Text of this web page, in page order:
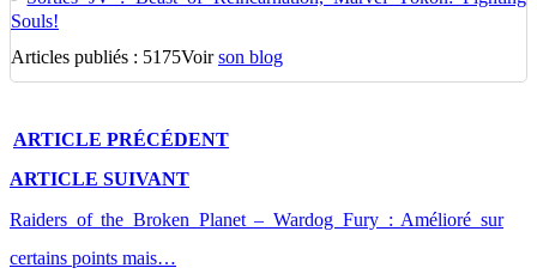
Souls!
Articles publiés : 5175Voirson blog
ARTICLE PRÉCÉDENT
ARTICLE SUIVANT
Raiders of the Broken Planet – Wardog Fury : Amélioré sur
certains points mais…